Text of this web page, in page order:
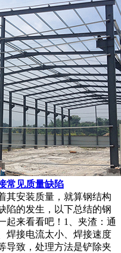
常见质量缺陷
其安装质量，就算钢结构
陷的发生，以下总结的钢
起来看看吧！1、夹渣：通
焊接电流太小、焊接速度
导致，处理方法是铲除夹